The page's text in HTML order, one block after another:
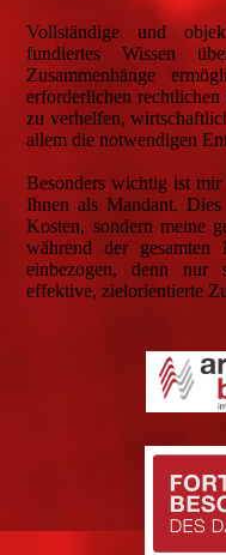
Vollständige und
fundiertes Wissen
Zusammenhänge
erforderlichen
zu verhelfen,
allem die notwendigen
Besonders wichtig ist mir
Ihnen als Mandant.
Kosten, sondern meine
während der gesamten
einbezogen, denn nur
effektive, zielorientierte